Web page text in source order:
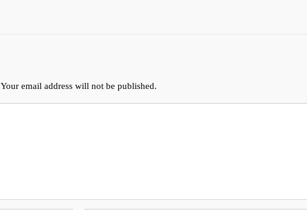
Your email address will not be published.